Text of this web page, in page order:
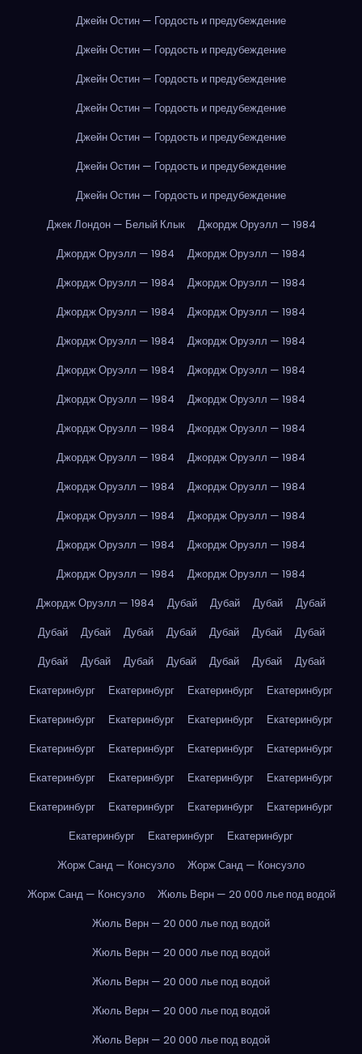
Джейн Остин — Гордость и предубеждение
Джейн Остин — Гордость и предубеждение
Джейн Остин — Гордость и предубеждение
Джейн Остин — Гордость и предубеждение
Джейн Остин — Гордость и предубеждение
Джейн Остин — Гордость и предубеждение
Джейн Остин — Гордость и предубеждение
Джек Лондон — Белый Клык
Джордж Оруэлл — 1984
Джордж Оруэлл — 1984
Джордж Оруэлл — 1984
Джордж Оруэлл — 1984
Джордж Оруэлл — 1984
Джордж Оруэлл — 1984
Джордж Оруэлл — 1984
Джордж Оруэлл — 1984
Джордж Оруэлл — 1984
Джордж Оруэлл — 1984
Джордж Оруэлл — 1984
Джордж Оруэлл — 1984
Джордж Оруэлл — 1984
Джордж Оруэлл — 1984
Джордж Оруэлл — 1984
Джордж Оруэлл — 1984
Джордж Оруэлл — 1984
Джордж Оруэлл — 1984
Джордж Оруэлл — 1984
Джордж Оруэлл — 1984
Джордж Оруэлл — 1984
Джордж Оруэлл — 1984
Джордж Оруэлл — 1984
Джордж Оруэлл — 1984
Джордж Оруэлл — 1984
Джордж Оруэлл — 1984
Дубай Дубай Дубай
Дубай
Дубай
Дубай Дубай Дубай Дубай Дубай
Дубай
Дубай
Дубай Дубай Дубай Дубай Дубай
Дубай
Екатеринбург
Екатеринбург Екатеринбург
Екатеринбург
Екатеринбург
Екатеринбург Екатеринбург
Екатеринбург
Екатеринбург
Екатеринбург Екатеринбург
Екатеринбург
Екатеринбург
Екатеринбург Екатеринбург
Екатеринбург
Екатеринбург
Екатеринбург Екатеринбург
Екатеринбург
Екатеринбург
Екатеринбург
Екатеринбург
Жорж Санд — Консуэло
Жорж Санд — Консуэло
Жорж Санд — Консуэло
Жюль Верн — 20 000 лье под водой
Жюль Верн — 20 000 лье под водой
Жюль Верн — 20 000 лье под водой
Жюль Верн — 20 000 лье под водой
Жюль Верн — 20 000 лье под водой
Жюль Верн — 20 000 лье под водой